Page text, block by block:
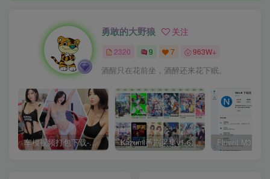
勇敢的大野狼 关注
2320 9 7 963W+
酒醒只在花前坐，酒醉还来花下眠。
车模视频打包下载-高清无水印版 Kazumi番剧采集v1.6.9：支持自定义规则+在线观看+弹幕，跨平台下载